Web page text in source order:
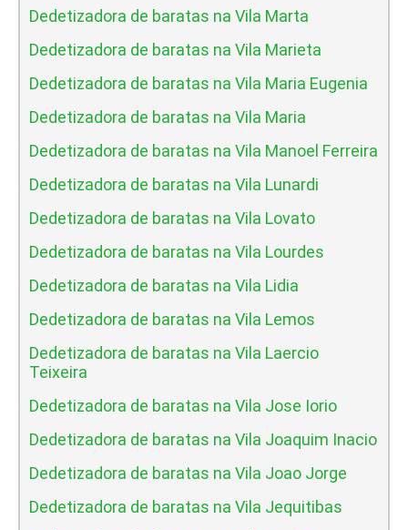
Dedetizadora de baratas na Vila Marta
Dedetizadora de baratas na Vila Marieta
Dedetizadora de baratas na Vila Maria Eugenia
Dedetizadora de baratas na Vila Maria
Dedetizadora de baratas na Vila Manoel Ferreira
Dedetizadora de baratas na Vila Lunardi
Dedetizadora de baratas na Vila Lovato
Dedetizadora de baratas na Vila Lourdes
Dedetizadora de baratas na Vila Lidia
Dedetizadora de baratas na Vila Lemos
Dedetizadora de baratas na Vila Laercio
Teixeira
Dedetizadora de baratas na Vila Jose Iorio
Dedetizadora de baratas na Vila Joaquim Inacio
Dedetizadora de baratas na Vila Joao Jorge
Dedetizadora de baratas na Vila Jequitibas